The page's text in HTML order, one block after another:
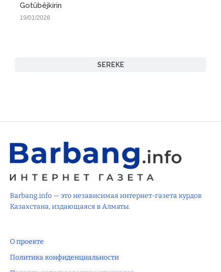
SEREKE
Gotûbêjkirin
19/01/2026
Barbang.info — это независимая интернет-газета курдов
Казахстана, издающаяся в Алматы.
О проекте
Политика конфиденциальности